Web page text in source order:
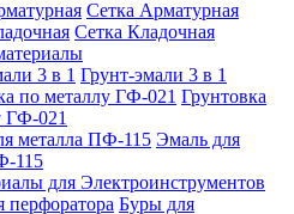
Сетка Арматурная
Сетка Кладочная
Грунт-эмали 3 в 1
Грунтовка
ГФ-021
Эмаль для
115
для Электроинструментов
Буры для